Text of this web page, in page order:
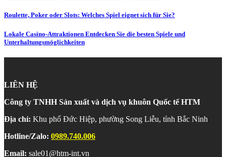
Roulette, Poker oder Slots: Welches Spiel eignet sich für Sie?
Lokale Casino-Attraktionen Entdecken Sie die besten Spiele und
Unterhaltungsmöglichkeiten
LIÊN HỆ
Công ty TNHH Sản xuất và dịch vụ khuôn Quốc tế HTM
Địa chỉ: Khu phố Đức Hiệp, phường Song Liễu, tỉnh Bắc Ninh
Hotline/Zalo: 0989.740.006
Email: sale01@htm-int.vn